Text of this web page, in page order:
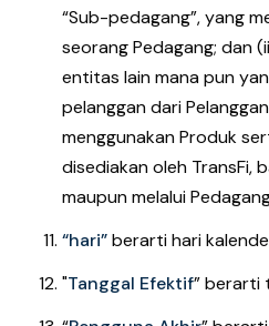
“Sub-pedagang”, yang
seorang Pedagang; dan
entitas lain mana pun
pelanggan dari
menggunakan Produk
disediakan oleh TransFi,
maupun melalui
“hari”berarti hari
"Tanggal Efektif” berarti